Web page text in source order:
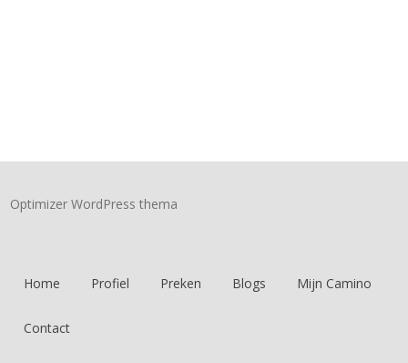
Optimizer WordPress thema
Home Profiel Preken Blogs Mijn Camino
Contact